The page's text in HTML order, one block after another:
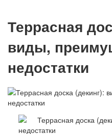
Террасная
виды,
недостатки